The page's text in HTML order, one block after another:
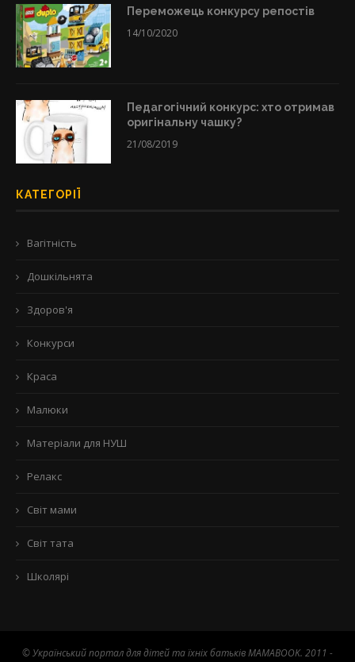
Переможець конкурсу репостів
14/10/2020
Педагогічний конкурс: хто отримав
оригінальну чашку?
21/08/2019
КАТЕГОРІЇ
Вагітність
Дошкільнята
Здоров'я
Конкурси
Краса
Малюки
Матеріали для НУШ
Релакс
Світ мами
Світ тата
Школярі
© Український портал для дітей та їхніх батьків MAMABOOK. 2011 -